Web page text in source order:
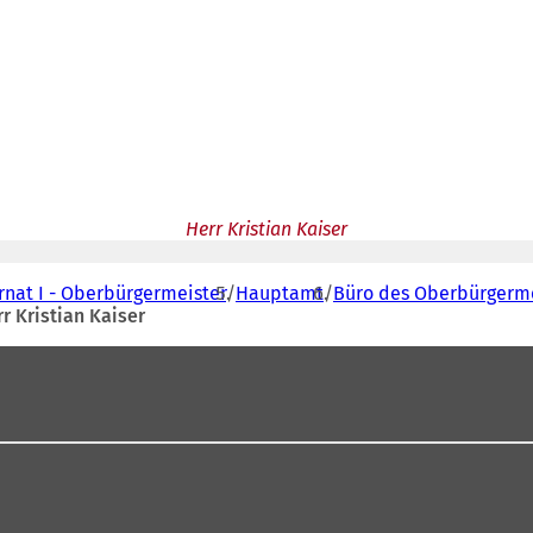
Herr Kristian Kaiser
I - Oberbürgermeister Hauptamt Büro des
Kristian Kaiser